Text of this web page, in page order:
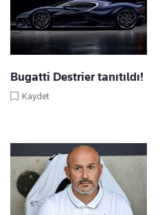
Bugatti Destrier tanıtıldı!
Kaydet